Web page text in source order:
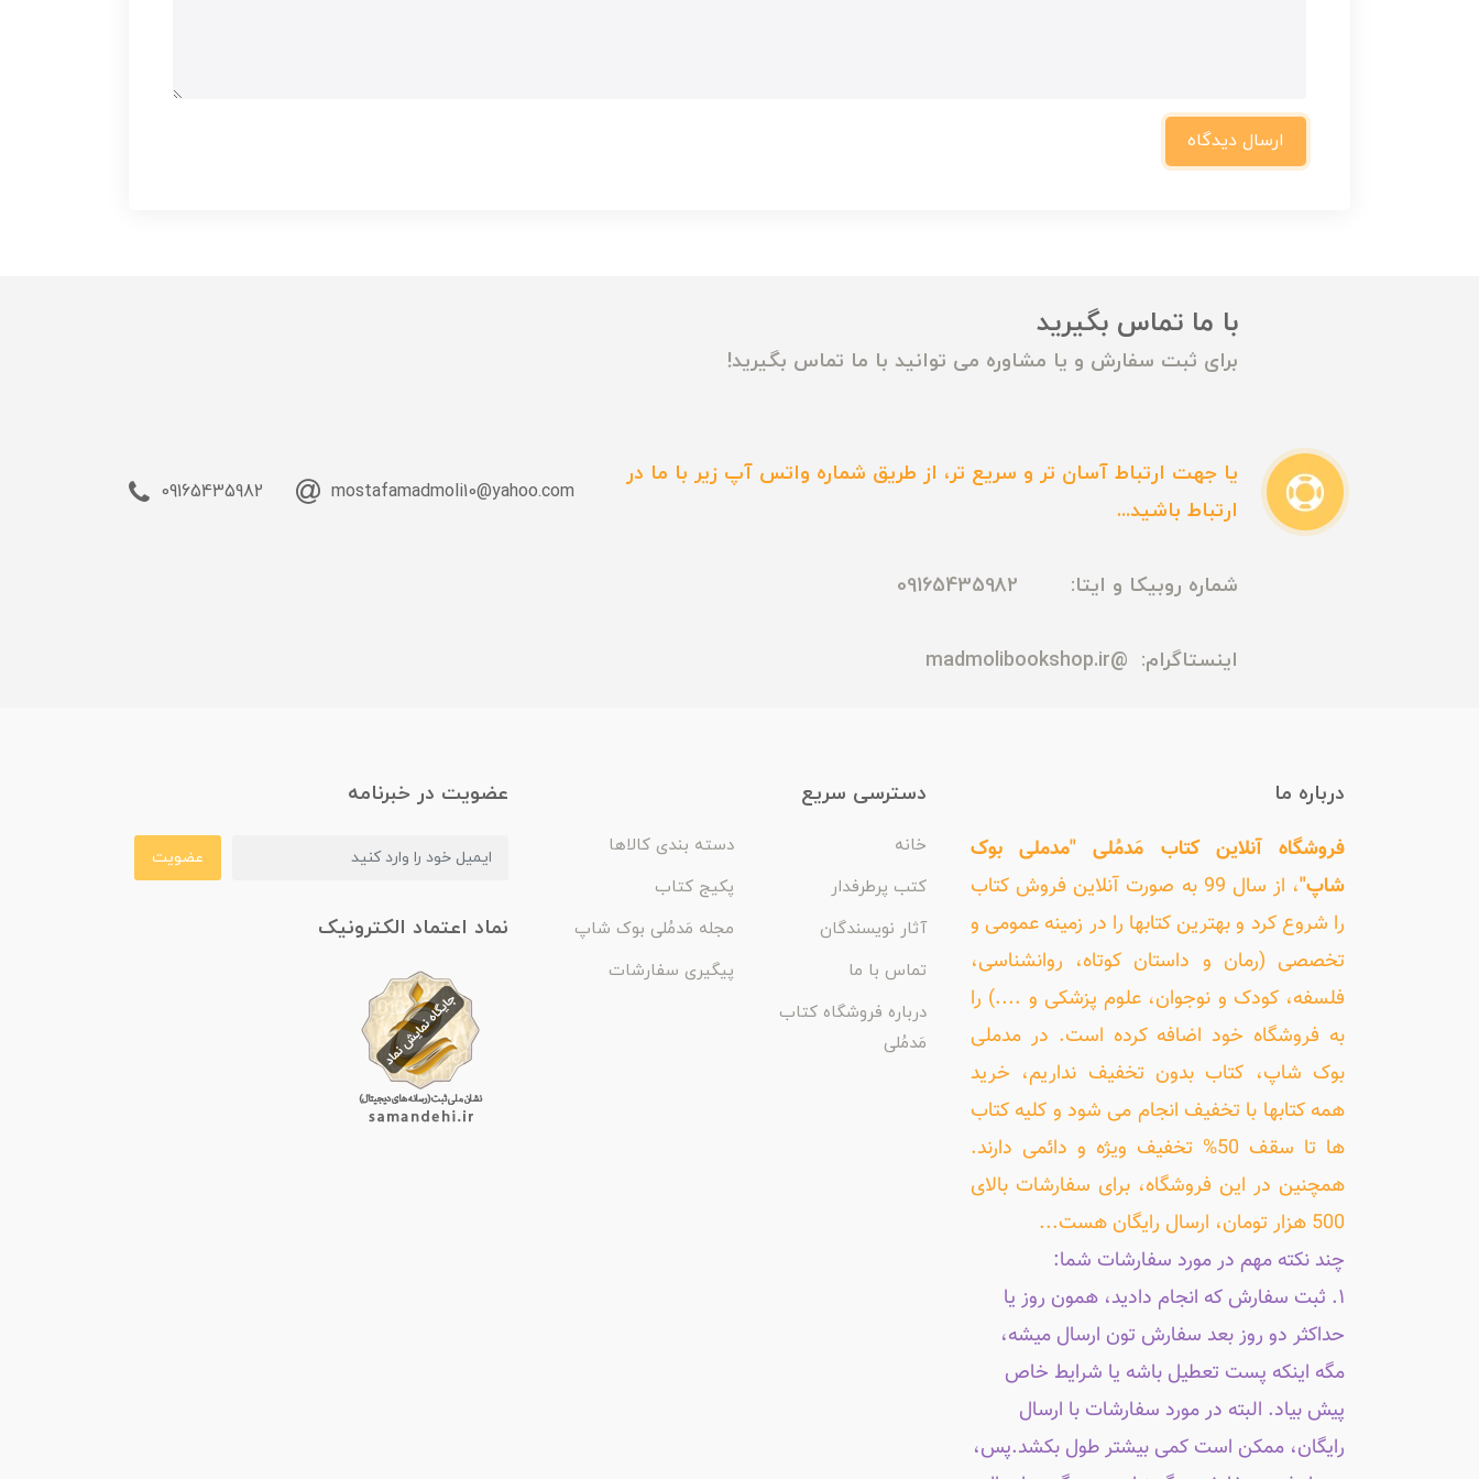
ارسال دیدگاه
با ما تماس بگیرید
برای ثبت سفارش و یا مشاوره می توانید با ما تماس بگیرید!
یا جهت ارتباط آسان تر و سریع تر، از طریق شماره واتس آپ زیر با ما در
ارتباط باشید...
شماره روبیکا و ایتا: 09165435982
اینستاگرام: @madmolibookshop.ir
mostafamadmoli10@yahoo.com
09165435982
درباره ما
فروشگاه آنلاین کتاب مَدمُلی "مدملی بوک
شاپ"
، از سال 99 به صورت آنلاین فروش کتاب
را شروع کرد و بهترین کتابها را در زمینه عمومی و
تخصصی (رمان و داستان کوتاه، روانشناسی،
فلسفه، کودک و نوجوان، علوم پزشکی و ....) را
به فروشگاه خود اضافه کرده است. در مدملی
بوک شاپ، کتاب بدون تخفیف نداریم، خرید
همه کتابها با تخفیف انجام می شود و کلیه کتاب
ها تا سقف 50% تخفیف ویژه و دائمی دارند.
همچنین در این فروشگاه، برای سفارشات بالای
500 هزار تومان، ارسال رایگان هست...
چند نکته مهم در مورد سفارشات شما:
۱. ثبت سفارش که انجام دادید، همون روز یا
حداکثر دو روز بعد سفارش تون ارسال میشه،
مگه اینکه پست تعطیل باشه یا شرایط خاص
پیش بیاد. البته در مورد سفارشات با ارسال
رایگان، ممکن است کمی بیشتر طول بکشد.پس،
دسترسی سریع
خانه
دسته بندی کالاها
کتب پرطرفدار
پکیج کتاب
آثار نویسندگان
مجله مَدمُلی بوک شاپ
تماس با ما
پیگیری سفارشات
درباره فروشگاه کتاب
مَدمُلی
عضویت در خبرنامه
عضویت
نماد اعتماد الکترونیک